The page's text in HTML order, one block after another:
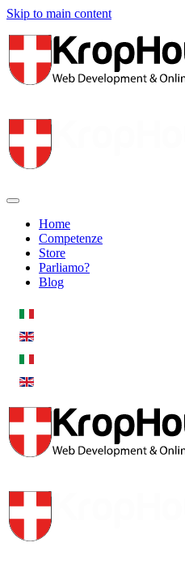
Skip to main content
Home
Competenze
Store
Parliamo?
Blog